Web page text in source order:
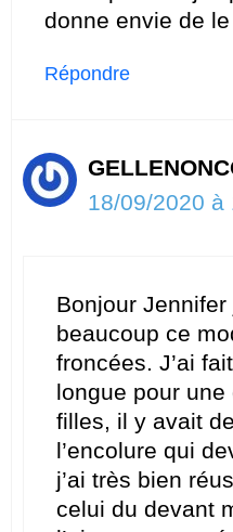
donne envie de le
Répondre
18/09/2020 à
Bonjour Jennifer
beaucoup ce
froncées. J’ai
longue pour
filles, il y avait
l’encolure qui
j’ai très bien
celui du devant